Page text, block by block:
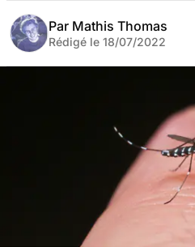
Par Mathis Thomas
Rédigé le 18/07/2022